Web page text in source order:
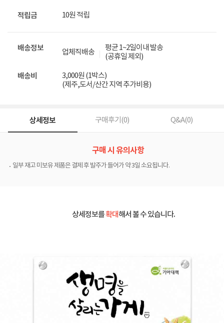
적립금 10원 적립
배송정보 업체직배송
평균 1~2일이내 발송
(공휴일 제외)
배송비
3,000원 (1박스)
(제주,도서/산간 지역 추가비용)
상세정보 구매후기(0) Q&A(0)
구매 시 유의사항
일부 재고 미보유 제품은 결제 후 발주가 들어가 약 3일 소요됩니다.
상세정보를확대해서 볼 수 있습니다.